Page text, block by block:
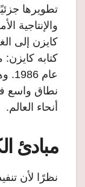
تطويرها
والإنتاجية
كايزن إلى
كتابه كايزن:
نطاق واسع
أنحاء العالم.
مبادئ
نظرًا لأن